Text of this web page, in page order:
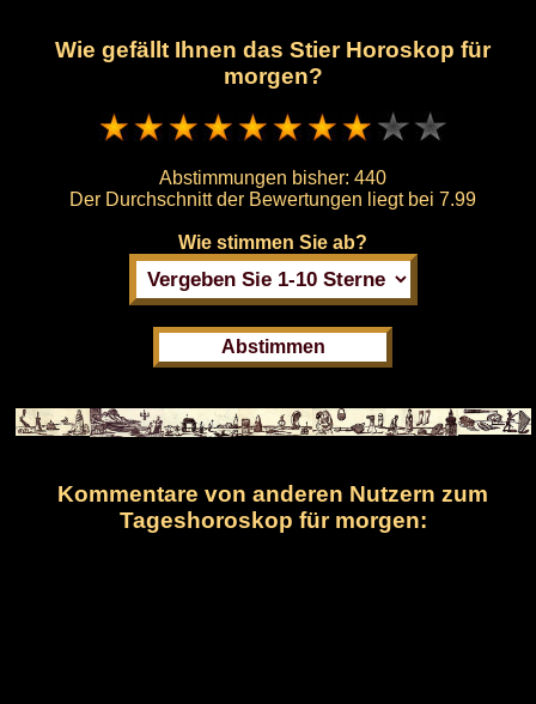
Wie gefällt Ihnen das Stier Horoskop für
morgen?
Abstimmungen bisher: 440
Der Durchschnitt der Bewertungen liegt bei 7.99
Wie stimmen Sie ab?
Kommentare von anderen Nutzern zum
Tageshoroskop für morgen: